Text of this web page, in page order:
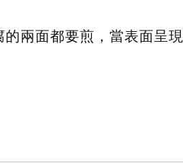
兩面都要煎，當表面呈現